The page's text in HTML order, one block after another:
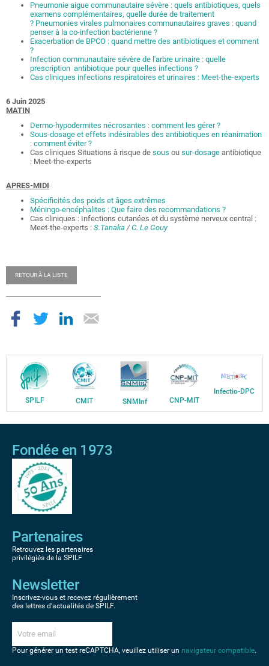
Pneumonie aigue communautaire sévère : quels antibiotiques, quels
examens complémentaires, quelle durée de traitement
? Pneumonies virales pulmonaires communautaires graves : quand
penser à la co-infection bactérienne ?
Exacerbation de BPCO : quand mettre des antibiotiques et comment
?
Infection communautaire sévère de l'arbre urinaire : quelle
prescription antibiotique pour quelles infections ?
Cas cliniques infections respiratoires et urinaires : Meet-the-experts
6 Juin 2025
MATIN
Dermo-hypodermites nécrosantes : comment les gérer ?
Sous-dosage et effets indésirables des antibiotiques en réanimation
: comment éviter ?
Cas cliniques Situations à risque de sous ou sur-dosage antibiotique
: Meet-the-experts
APRES-MIDI
Spécificités des poids et âges extrêmes
Méningo-encéphalites : Que faire des recommandations ?
Cas cliniques : Infections cutanées et du système nerveux central :
Meet-the-experts : S.Tanaka /C. Le Gouy
RETOUR À LA LISTE
SPILF CMIT SNMInf CNP-MIT
Infectio-DPC
Fondée en 1973
Partenaires
Retrouvez les partenaires
privilégiés de la SPILF
Newsletter
Inscrivez-vous et recevez régulièrement
des lettres d'actualités de SPILF.
Pour générer un test reCAPTCHA, veuillez utiliser un navigateur compatible.